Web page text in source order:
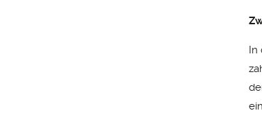
In